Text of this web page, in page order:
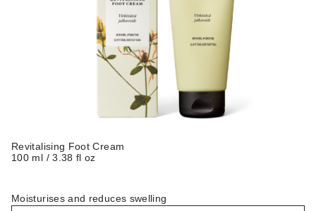
Revitalising Foot Cream
100 ml / 3.38 fl oz
Moisturises and reduces swelling